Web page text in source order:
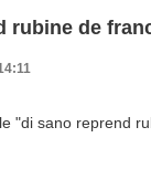
rubine de